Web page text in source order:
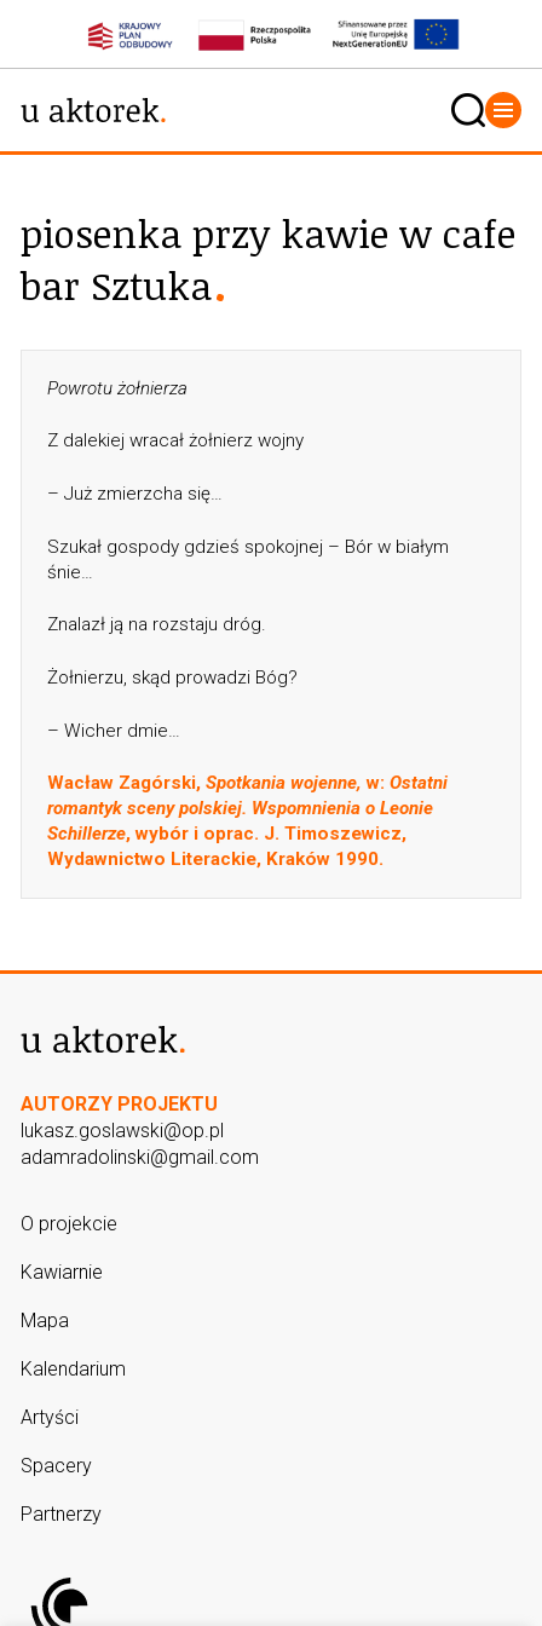
piosenka przy kawie w cafe
bar Sztuka
Powrotu żołnierza
Z dalekiej wracał żołnierz wojny
– Już zmierzcha się…
Szukał gospody gdzieś spokojnej – Bór w białym
śnie…
Znalazł ją na rozstaju dróg.
Żołnierzu, skąd prowadzi Bóg?
– Wicher dmie…
Wacław Zagórski,Spotkania wojenne,w: Ostatni
romantyk sceny polskiej. Wspomnienia o Leonie
Schillerze, wybór i oprac. J. Timoszewicz,
Wydawnictwo Literackie, Kraków 1990.
AUTORZY PROJEKTU
lukasz.goslawski@op.pl
adamradolinski@gmail.com
O projekcie
Kawiarnie
Mapa
Kalendarium
Artyści
Spacery
Partnerzy